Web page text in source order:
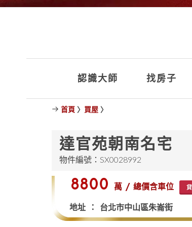
認識大師 找房子
首頁 〉 買屋 〉
達官苑朝南名宅
物件編號：SX0028992
$8800 萬 / 總價含車位
地址 ： 台北市中山區朱崙街